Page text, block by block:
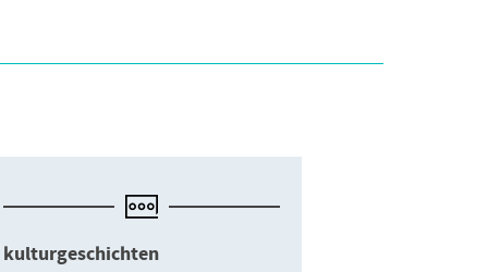
kulturgeschichten